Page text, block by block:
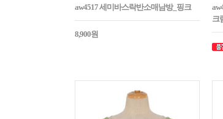
aw4517 세미바스락반소매남방_핑크
8,900원
크